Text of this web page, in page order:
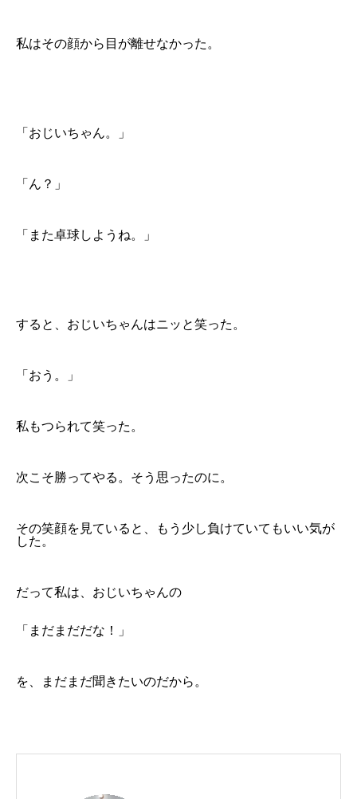
私はその顔から目が離せなかった。
「おじいちゃん。」
「ん？」
「また卓球しようね。」
すると、おじいちゃんはニッと笑った。
「おう。」
私もつられて笑った。
次こそ勝ってやる。そう思ったのに。
その笑顔を見ていると、もう少し負けていてもいい気が
した。
だって私は、おじいちゃんの
「まだまだだな！」
を、まだまだ聞きたいのだから。